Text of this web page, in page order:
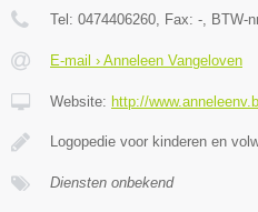
Tel: 0474406260 , Fax: - , BTW-
E-mail › Anneleen Vangeloven
Website: http://
Logopedie voor kinderen en
Diensten onbekend